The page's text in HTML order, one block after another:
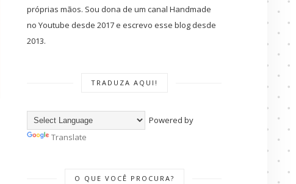
próprias mãos. Sou dona de um canal Handmade
no Youtube desde 2017 e escrevo esse blog desde
2013.
TRADUZA AQUI!
Powered by
Translate
O QUE VOCÊ PROCURA?